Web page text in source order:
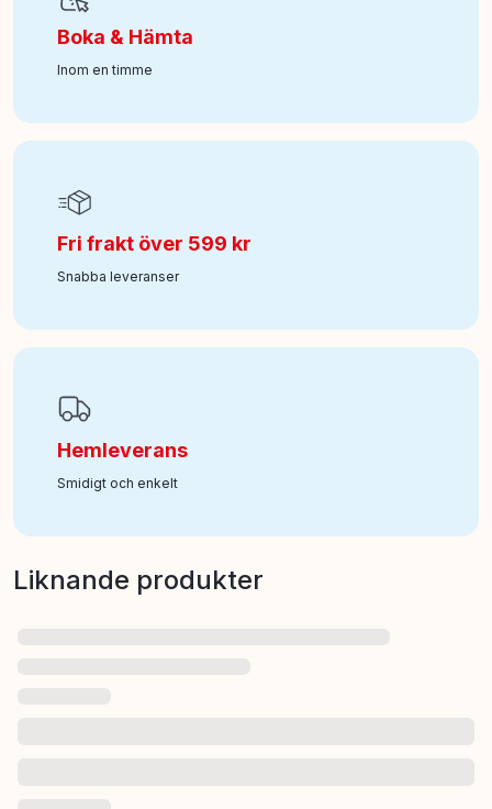
Boka & Hämta
Inom en timme
Fri frakt över 599 kr
Snabba leveranser
Hemleverans
Smidigt och enkelt
Liknande produkter